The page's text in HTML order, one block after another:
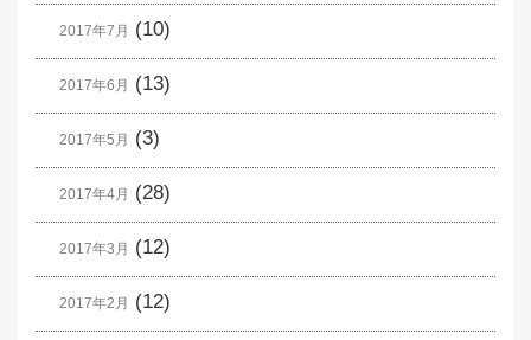
2017年7月 (10)
2017年6月 (13)
2017年5月 (3)
2017年4月 (28)
2017年3月 (12)
2017年2月 (12)